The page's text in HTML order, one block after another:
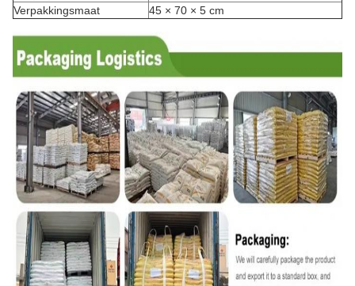
Verpakkingsmaat
45 × 70 × 5 cm